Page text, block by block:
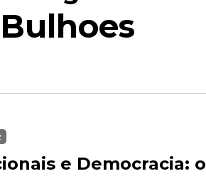
e Democracia: